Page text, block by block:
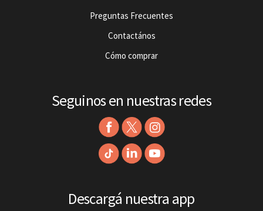
Preguntas Frecuentes
Contactános
Cómo comprar
Seguinos en nuestras redes
Descargá nuestra app